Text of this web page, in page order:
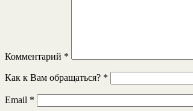
Комментарий *
Как к Вам обращаться? *
Email *